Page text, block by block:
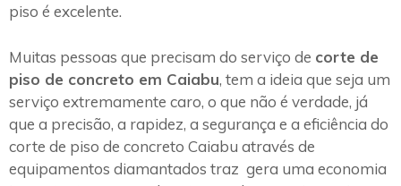
piso é excelente.
Muitas pessoas que precisam do serviço de corte de
piso de concreto em Caiabu, tem a ideia que seja um
serviço extremamente caro, o que não é verdade, já
que a precisão, a rapidez, a segurança e a eficiência do
corte de piso de concreto Caiabu através de
equipamentos diamantados traz gera uma economia